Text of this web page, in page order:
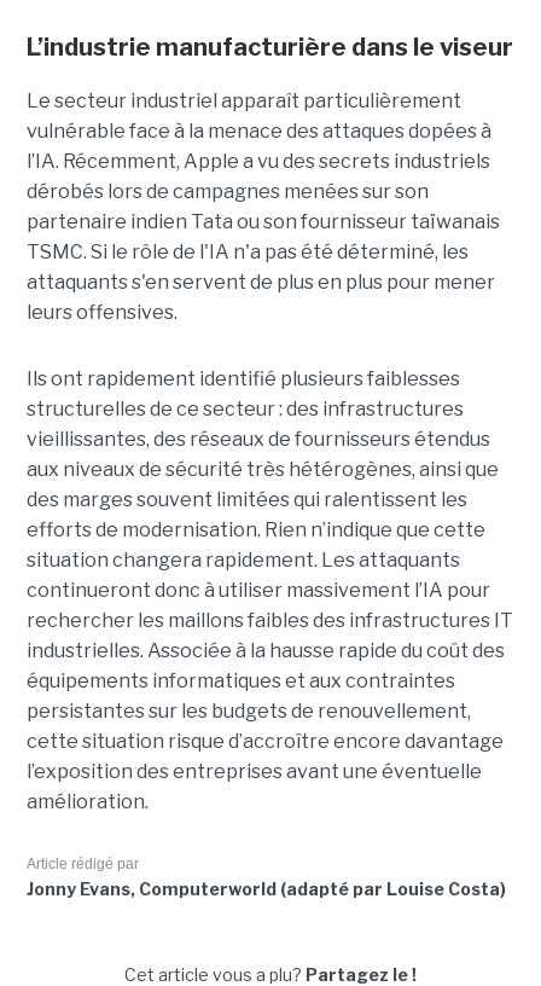
L’industrie manufacturière dans le viseur
Le secteur industriel apparaît particulièrement
vulnérable face à la menace des attaques dopées à
l’IA. Récemment, Apple a vu des secrets industriels
dérobés lors de campagnes menées sur son
partenaire indien Tata ou son fournisseur taïwanais
TSMC. Si le rôle de l'IA n'a pas été déterminé, les
attaquants s'en servent de plus en plus pour mener
leurs offensives.
Ils ont rapidement identifié plusieurs faiblesses
structurelles de ce secteur : des infrastructures
vieillissantes, des réseaux de fournisseurs étendus
aux niveaux de sécurité très hétérogènes, ainsi que
des marges souvent limitées qui ralentissent les
efforts de modernisation. Rien n’indique que cette
situation changera rapidement. Les attaquants
continueront donc à utiliser massivement l’IA pour
rechercher les maillons faibles des infrastructures IT
industrielles. Associée à la hausse rapide du coût des
équipements informatiques et aux contraintes
persistantes sur les budgets de renouvellement,
cette situation risque d’accroître encore davantage
l’exposition des entreprises avant une éventuelle
amélioration.
Article rédigé par
Jonny Evans, Computerworld (adapté par Louise Costa)
Cet article vous a plu? Partagez le !